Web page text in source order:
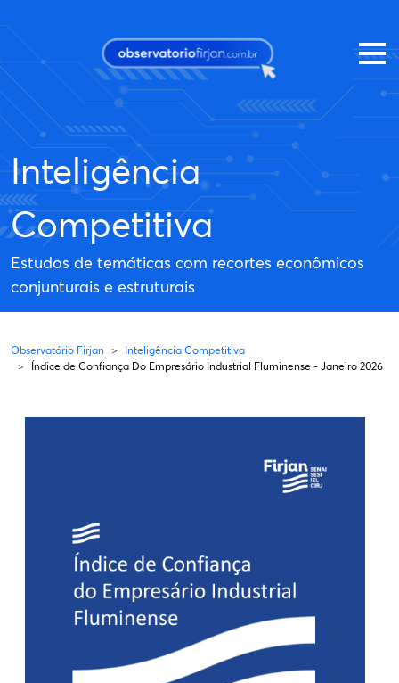
Inteligência
Competitiva
Estudos de temáticas com recortes econômicos
conjunturais e estruturais
Observatório Firjan
Inteligência Competitiva
Índice de Confiança Do Empresário Industrial Fluminense - Janeiro 2026